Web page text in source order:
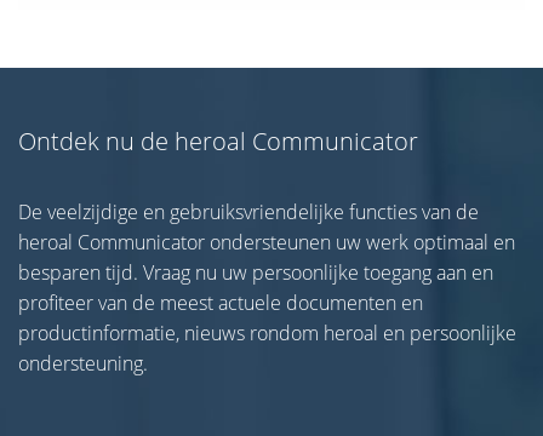
Ontdek nu de heroal Communicator
De veelzijdige en gebruiksvriendelijke functies van de
heroal Communicator ondersteunen uw werk optimaal en
besparen tijd. Vraag nu uw persoonlijke toegang aan en
profiteer van de meest actuele documenten en
productinformatie, nieuws rondom heroal en persoonlijke
ondersteuning.